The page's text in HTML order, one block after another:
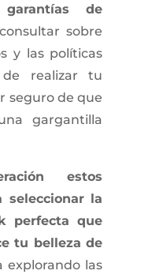
de
sobre
y las políticas
realizar tu
seguro de que
gargantilla
estos
seleccionar la
perfecta que
tu belleza de
explorando las